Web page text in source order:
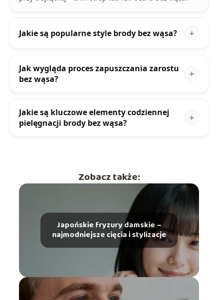
Jakie są popularne style brody bez wąsa?
Jak wygląda proces zapuszczania zarostu
bez wąsa?
Jakie są kluczowe elementy codziennej
pielęgnacji brody bez wąsa?
Zobacz także:
Japońskie fryzury damskie –
najmodniejsze cięcia i stylizacje